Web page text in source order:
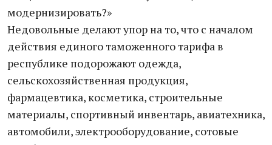
модернизировать?»
Недовольные делают упор на то, что с началом
действия единого таможенного тарифа в
республике подорожают одежда,
сельскохозяйственная продукция,
фармацевтика, косметика, строительные
материалы, спортивный инвентарь, авиатехника,
автомобили, электрооборудование, сотовые